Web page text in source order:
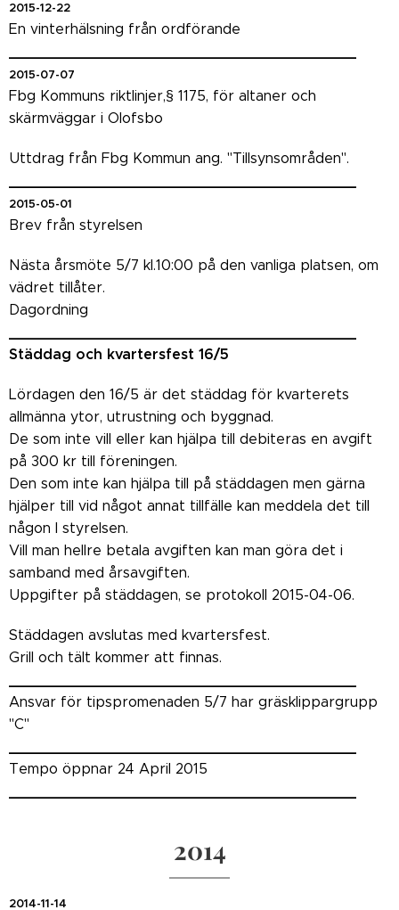
2015-12-22
En vinterhälsning från ordförande
2015-07-07
Fbg Kommuns riktlinjer,§ 1175, för altaner och
skärmväggar i Olofsbo
Uttdrag från Fbg Kommun ang. "Tillsynsområden".
2015-05-01
Brev från styrelsen
Nästa årsmöte 5/7 kl.10:00 på den vanliga platsen, om
vädret tillåter.
Dagordning
Städdag och kvartersfest 16/5
Lördagen den 16/5 är det städdag för kvarterets
allmänna ytor, utrustning och byggnad.
De som inte vill eller kan hjälpa till debiteras en avgift
på 300 kr till föreningen.
Den som inte kan hjälpa till på städdagen men gärna
hjälper till vid något annat tillfälle kan meddela det till
någon I styrelsen.
Vill man hellre betala avgiften kan man göra det i
samband med årsavgiften.
Uppgifter på städdagen, se protokoll 2015-04-06.
Städdagen avslutas med kvartersfest.
Grill och tält kommer att finnas.
Ansvar för tipspromenaden 5/7 har gräsklippargrupp
"C"
Tempo öppnar 24 April 2015
2014
2014-11-14